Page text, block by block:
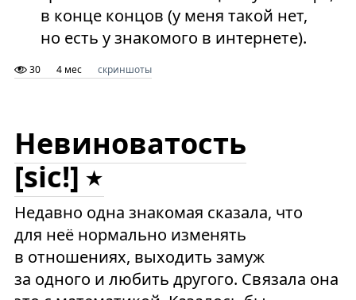
в конце концов (у меня такой нет,
но есть у знакомого в интернете).
30 4 мес скриншоты
Невиноватость
[sic!]
Недавно одна знакомая сказала, что
для неё нормально изменять
в отношениях, выходить замуж
за одного и любить другого. Связала она